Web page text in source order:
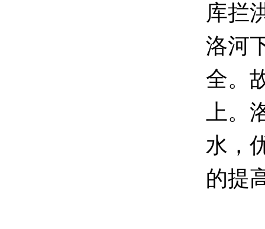
库拦
洛河
全。
上。
水，
的提